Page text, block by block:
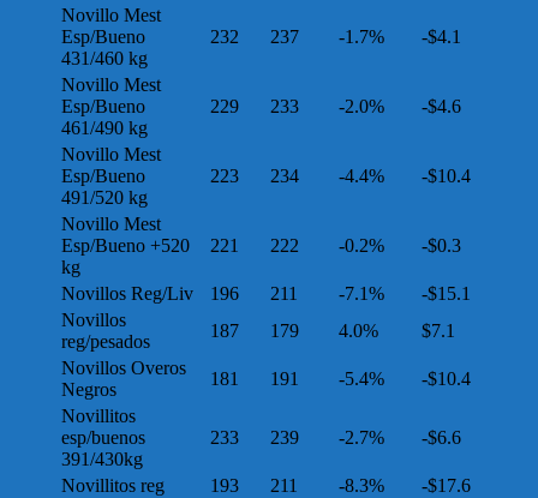
Novillo Mest
Esp/Bueno
431/460 kg
232 237 -1.7% -$4.1
Novillo Mest
Esp/Bueno
461/490 kg
229 233 -2.0% -$4.6
Novillo Mest
Esp/Bueno
491/520 kg
223 234 -4.4% -$10.4
Novillo Mest
Esp/Bueno +520
kg
221 222 -0.2% -$0.3
Novillos Reg/Liv 196 211 -7.1%
-$15.1
Novillos
reg/pesados
187 179 4.0%
$7.1
Novillos Overos
Negros
181 191 -5.4%
-$10.4
Novillitos
esp/buenos
391/430kg
233 239 -2.7% -$6.6
Novillitos reg 193 211 -8.3%
-$17.6